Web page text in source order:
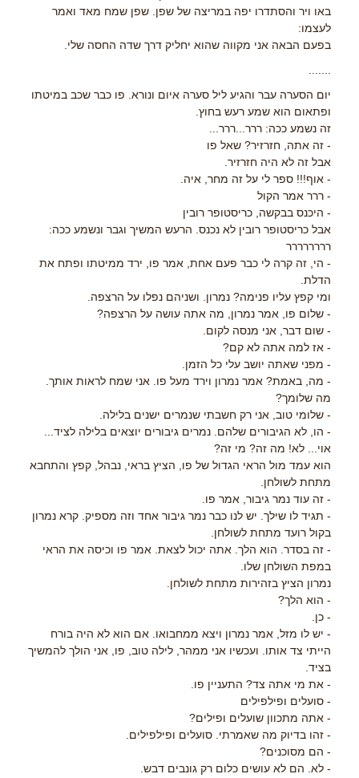
באו ויר והסתדרו יפה במריצה של שפן. שפן שמח מאד ואמר
לעצמו:
בפעם הבאה אני מקווה שהוא יחליק דרך שדה החסה שלי.
יום הסערה עבר והגיע ליל סערה איום ונורא. פו כבר שכב במיטתו
ופתאום הוא שמע רעש בחוץ.
זה נשמע ככה: ררר...ררר...
- זה אתה, חזרזיר? שאל פו
אבל זה לא היה חזרזיר.
- אוף!!! ספר לי על זה מחר, איה.
- ררר אמר הקול
- היכנס בבקשה, כריסטופר רובין
אבל כריסטופר רובין לא נכנס. הרעש המשיך וגבר ונשמע ככה:
רררררררר
- הי, זה קרה לי כבר פעם אחת, אמר פו, ירד ממיטתו ופתח את
הדלת.
ומי קפץ עליו פנימה? נמרון. ושניהם נפלו על הרצפה.
- שלום פו, אמר נמרון, מה אתה עושה על הרצפה?
- שום דבר, אני מנסה לקום.
- אז למה אתה לא קם?
- מפני שאתה יושב עלי כל הזמן.
- מה, באמת? אמר נמרון וירד מעל פו. אני שמח לראות אותך.
מה שלומך?
- שלומי טוב, אני רק חשבתי שנמרים ישנים בלילה.
- הו, לא הגיבורים שלהם. נמרים גיבורים יוצאים בלילה לציד...
אוי... לא! מה זה? מי זה?
הוא עמד מול הראי הגדול של פו, הציץ בראי, נבהל, קפץ והתחבא
מתחת לשולחן.
- זה עוד נמר גיבור, אמר פו.
- תגיד לו שילך. יש לנו כבר נמר גיבור אחד וזה מספיק. קרא נמרון
בקול רועד מתחת לשולחן.
- זה בסדר. הוא הלך. אתה יכול לצאת. אמר פו וכיסה את הראי
במפת השולחן שלו.
נמרון הציץ בזהירות מתחת לשולחן.
- הוא הלך?
- כן.
- יש לו מזל, אמר נמרון ויצא ממחבואו. אם הוא לא היה בורח
הייתי צד אותו. ועכשיו אני ממהר, לילה טוב, פו, אני הולך להמשיך
בציד.
- את מי אתה צד? התעניין פו.
- סועלים ופילפילים
- אתה מתכוון שועלים ופילים?
- זהו בדיוק מה שאמרתי. סועלים ופילפילים.
- הם מסוכנים?
- לא. הם לא עושים כלום רק גונבים דבש.